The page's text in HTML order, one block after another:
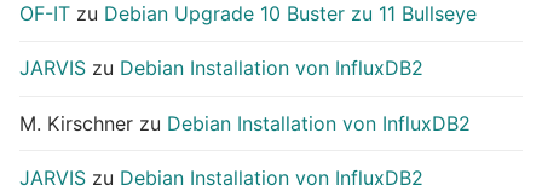
OF-IT zu Debian Upgrade 10 Buster zu 11 Bullseye
JARVIS zu Debian Installation von InfluxDB2
M. Kirschner zu Debian Installation von InfluxDB2
JARVIS zu Debian Installation von InfluxDB2